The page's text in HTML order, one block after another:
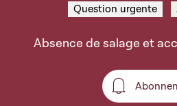
Question urgente
Absence de salage et